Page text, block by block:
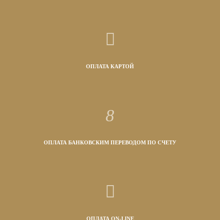
ОПЛАТА КАРТОЙ
ОПЛАТА БАНКОВСКИМ ПЕРЕВОДОМ ПО СЧЕТУ
ОПЛАТА ON-LINE